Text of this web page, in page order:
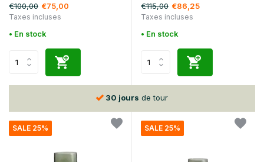
€100,00 €75,00
Taxes incluses
• En stock
€115,00 €86,25
Taxes incluses
• En stock
30 jours de tour
SALE 25% SALE 25%